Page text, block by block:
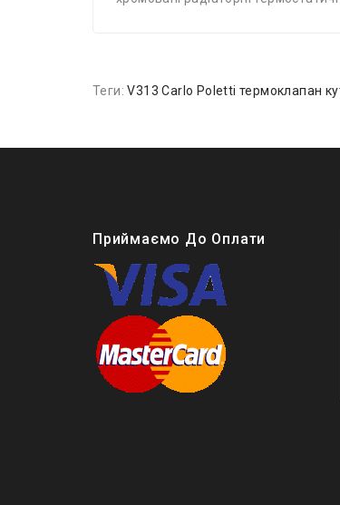
Теги:V313 Carlo Poletti термоклапан
Приймаємо До Оплати